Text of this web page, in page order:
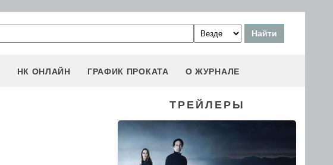
НК ОНЛАЙН ГРАФИК ПРОКАТА О ЖУРНАЛЕ
ТРЕЙЛЕРЫ